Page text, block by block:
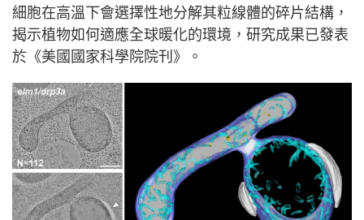
細胞在高溫下會選擇性地分解其粒線體的碎片結構，
揭示植物如何適應全球暖化的環境，研究成果已發表
於《美國國家科學院院刊》。